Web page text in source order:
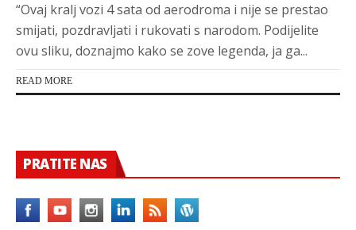
“Ovaj kralj vozi 4 sata od aerodroma i nije se prestao
smijati, pozdravljati i rukovati s narodom. Podijelite
ovu sliku, doznajmo kako se zove legenda, ja ga...
READ MORE
PRATITE NAS